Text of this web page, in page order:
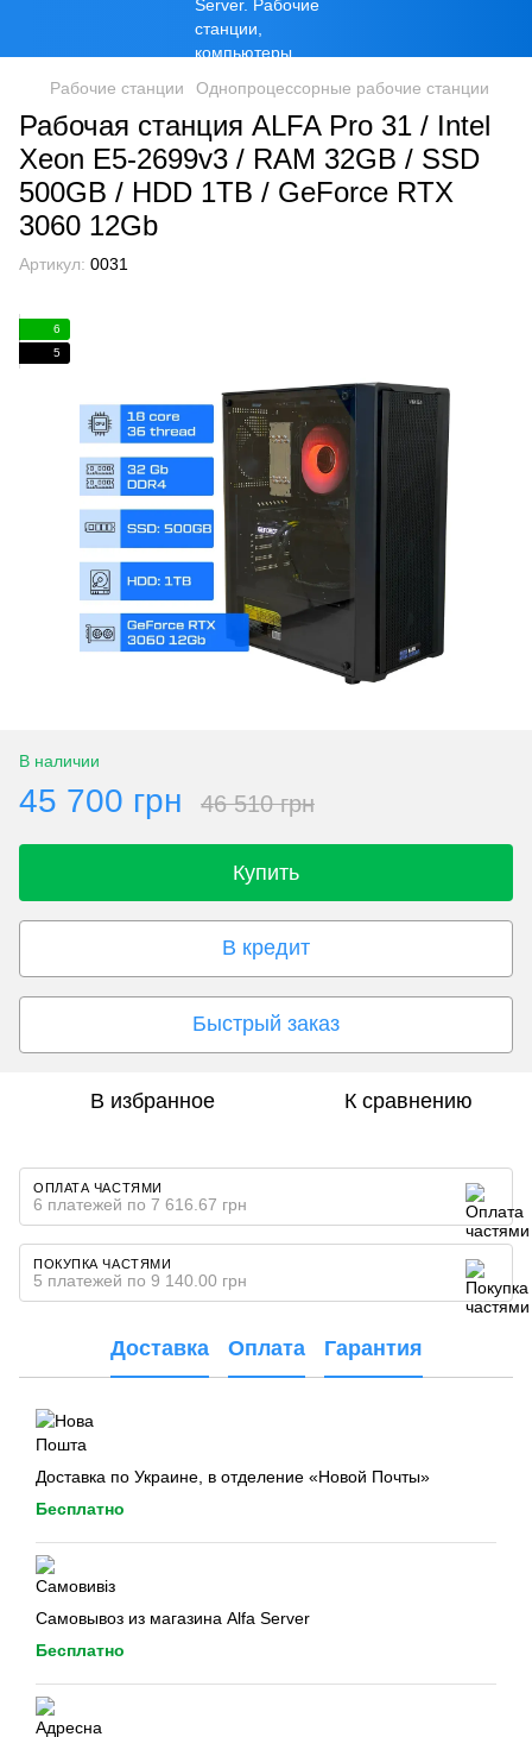
Рабочие станции Однопроцессорные рабочие станции
Рабочая станция ALFA Pro 31 / Intel
Xeon E5-2699v3 / RAM 32GB / SSD
500GB / HDD 1TB / GeForce RTX
3060 12Gb
Артикул: 0031
6
5
В наличии
45 700 грн 46 510 грн
Купить
В кредит
Быстрый заказ
В избранное К сравнению
ОПЛАТА ЧАСТЯМИ
6 платежей по 7 616.67 грн
ПОКУПКА ЧАСТЯМИ
5 платежей по 9 140.00 грн
Доставка Оплата Гарантия
Доставка по Украине, в отделение «Новой Почты»
Бесплатно
Самовывоз из магазина Alfa Server
Бесплатно